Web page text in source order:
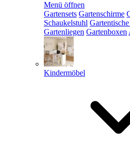
Menü öffnen
Gartensets Gartenschirme
Schaukelstuhl
Gartenliegen Gartenboxen
Kindermöbel